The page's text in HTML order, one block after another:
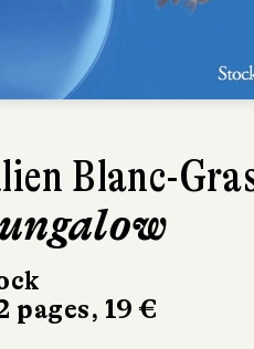
Carlier
vie n'est
roman de
Cooper